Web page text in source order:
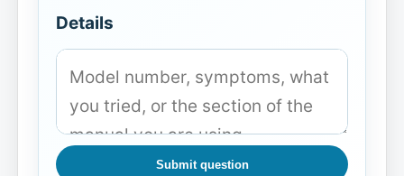
Details
Submit question